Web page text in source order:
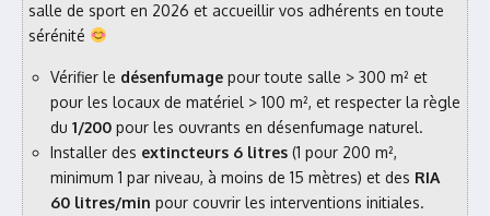
salle de sport en 2026 et accueillir vos adhérents en toute
sérénité
Vérifier le désenfumage pour toute salle > 300 m² et
pour les locaux de matériel > 100 m², et respecter la règle
du 1/200 pour les ouvrants en désenfumage naturel.
Installer des extincteurs 6 litres (1 pour 200 m²,
minimum 1 par niveau, à moins de 15 mètres) et des RIA
60 litres/min pour couvrir les interventions initiales.